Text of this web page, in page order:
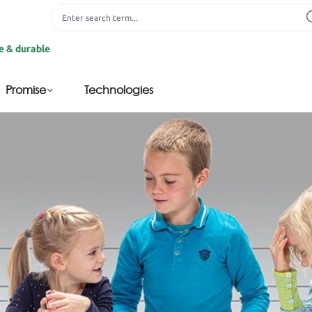
Promise Technologies